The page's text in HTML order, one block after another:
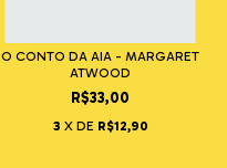
O CONTO DA AIA - MARGARET
ATWOOD
R$33,00
3 X DE R$12,90